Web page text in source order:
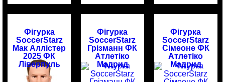
Фігурка
SoccerStarz
Мак Аллістер
2025 ФК
Ліверпуль
Фігурка
SoccerStarz
Грізманн ФК
Атлетіко
Мадрид
Фігурка
SoccerStarz
Сімеоне ФК
Атлетіко
Мадрид